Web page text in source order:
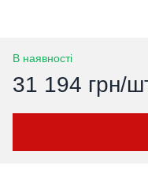
В наявності
31 194 грн/